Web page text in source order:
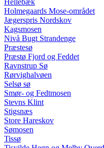
Hellebæk
Holmegaards Mose-området
Jægerspris Nordskov
Kagsmosen
Nivå Bugt Strandenge
Præstesø
Præstø Fjord og Feddet
Ravnstrup Sø
Rørvighalvøen
Selsø sø
Smør- og Fedtmosen
Stevns Klint
Stigsnæs
Store Hareskov
Sømosen
Tissø